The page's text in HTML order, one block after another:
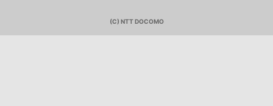
(C) NTT DOCOMO